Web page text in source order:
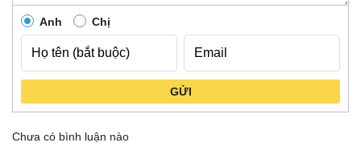
Anh Chị
GỬI
Chưa có bình luận nào